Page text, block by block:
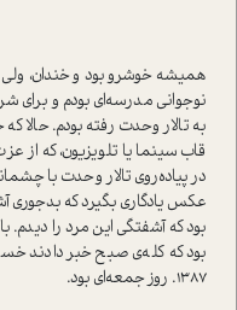
همیشه خوشرو بود و خندان، ولی
نوجوانی مدرسه‌ای بودم و
به تالار وحدت رفته بودم. حالا
قاب سینما یا تلویزیون، که از
در پیاده‌روی تالار وحدت با
عکس یادگاری بگیرد که بدجوری
بود که آشفتگی این مرد را
بود که کله‌ی صبح خبر دادند
1387. روز جمعه‌ای بود.